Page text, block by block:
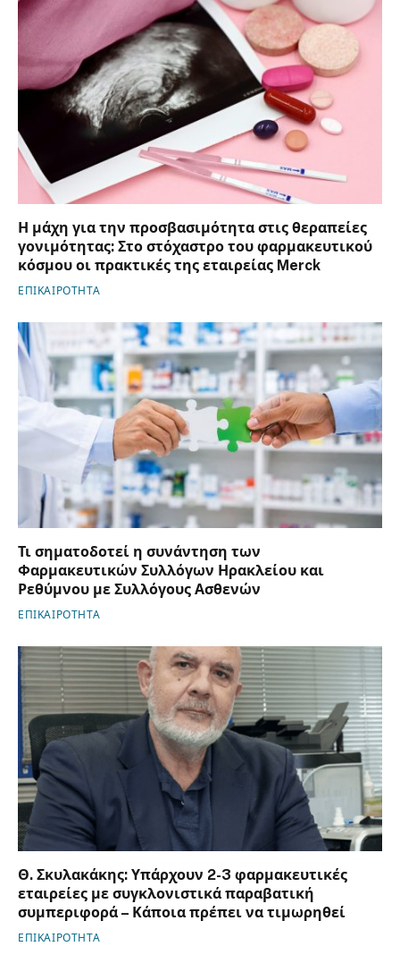
Η μάχη για την προσβασιμότητα στις θεραπείες
γονιμότητας: Στο στόχαστρο του φαρμακευτικού
κόσμου οι πρακτικές της εταιρείας Merck
ΕΠΙΚΑΙΡΟΤΗΤΑ
Τι σηματοδοτεί η συνάντηση των
Φαρμακευτικών Συλλόγων Ηρακλείου και
Ρεθύμνου με Συλλόγους Ασθενών
ΕΠΙΚΑΙΡΟΤΗΤΑ
Θ. Σκυλακάκης: Υπάρχουν 2-3 φαρμακευτικές
εταιρείες με συγκλονιστικά παραβατική
συμπεριφορά – Κάποια πρέπει να τιμωρηθεί
ΕΠΙΚΑΙΡΟΤΗΤΑ